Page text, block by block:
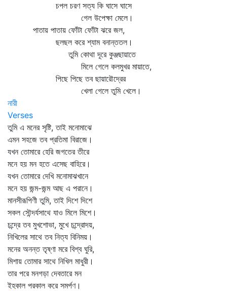
চপল চরণ সত্য কি ঘাসে ঘাসে
গেল উপেক্ষা মেলে।
পাতায় পাতায় ফোঁটা ফোঁটা ঝরে জল,
ছলছল করে শ্যাম বনান্ততল।
তুমি কোথা দূরে কুঞ্জছায়াতে
মিলে গেলে কলমুখর মায়াতে,
পিছে পিছে তব ছায়ারৌদ্রের
খেলা গেলে তুমি খেলে।
নারী
Verses
তুমি এ মনের সৃষ্টি, তাই মনোমাঝে
এমন সহজে তব প্রতিমা বিরাজে।
যখন তোমারে হেরি জগতের তীরে
মনে হয় মন হতে এসেছ বাহিরে।
যখন তোমারে দেখি মনোমাঝখানে
মনে হয় জন্ম-জন্ম আছ এ পরানে।
মানসীরূপিণী তুমি, তাই দিশে দিশে
সকল সৌন্দর্যসাথে যাও মিলে মিশে।
চন্দ্রে তব মুখশোভা, মুখে চন্দ্রোদয়,
নিখিলের সাথে তব নিত্য বিনিময়।
মনের অনন্ত তৃষ্ণা মরে বিশ্ব ঘুরি,
মিশায় তোমার সাথে নিখিল মাধুরী।
তার পরে মনগড়া দেবতারে মন
ইহকাল পরকাল করে সমর্পণ।